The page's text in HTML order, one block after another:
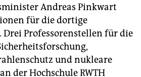
Andreas Pinkwart
für die dortige
Drei Professorenstellen für die
und nukleare
der Hochschule RWTH